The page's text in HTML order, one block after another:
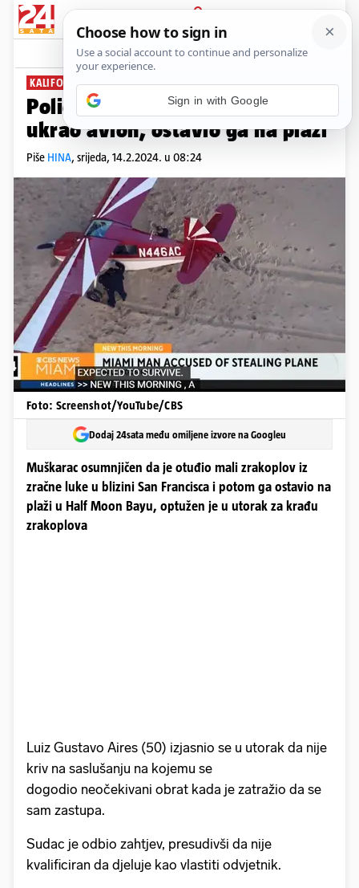
PRIJAVA
News Komentari
KALIFORNIJA
Policija optužila muškarca da je
ukrao avion, ostavio ga na plaži
Piše HINA, srijeda, 14.2.2024. u 08:24
Foto: Screenshot/YouTube/CBS
Dodaj 24sata među omiljene izvore na Googleu
Muškarac osumnjičen da je otuđio mali zrakoplov iz
zračne luke u blizini San Francisca i potom ga ostavio na
plaži u Half Moon Bayu, optužen je u utorak za krađu
zrakoplova
Luiz Gustavo Aires (50) izjasnio se u utorak da nije
kriv na saslušanju na kojemu se
dogodio neočekivani obrat kada je zatražio da se
sam zastupa.
Sudac je odbio zahtjev, presudivši da nije
kvalificiran da djeluje kao vlastiti odvjetnik.